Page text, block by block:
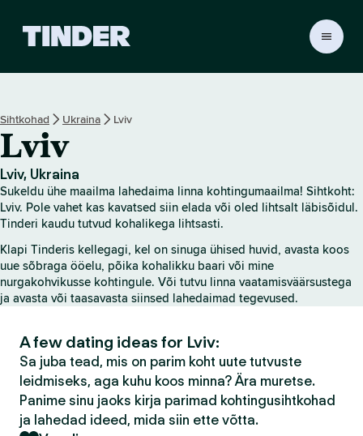
a
l
e
t
Sihtkohad Ukraina Lviv
Lviv
Lviv, Ukraina
Sukeldu ühe maailma lahedaima linna kohtingumaailma! Sihtkoht:
Lviv. Pole vahet kas kavatsed siin elada või oled lihtsalt läbisõidul.
Tinderi kaudu tutvud kohalikega lihtsasti.
Klapi Tinderis kellegagi, kel on sinuga ühised huvid, avasta koos
uue sõbraga ööelu, põika kohalikku baari või mine
nurgakohvikusse kohtingule. Või tutvu linna vaatamisväärsustega
ja avasta või taasavasta siinsed lahedaimad tegevused.
A few dating ideas for Lviv:
Sa juba tead, mis on parim koht uute tutvuste
leidmiseks, aga kuhu koos minna? Ära muretse.
Panime sinu jaoks kirja parimad kohtingusihtkohad
ja lahedad ideed, mida siin ette võtta.